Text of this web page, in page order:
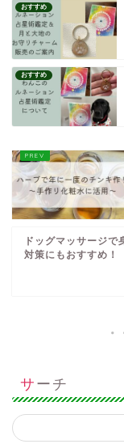
おすすめ
おすすめ
ドッグマッサージで
対策にもおすすめ！
サーチ